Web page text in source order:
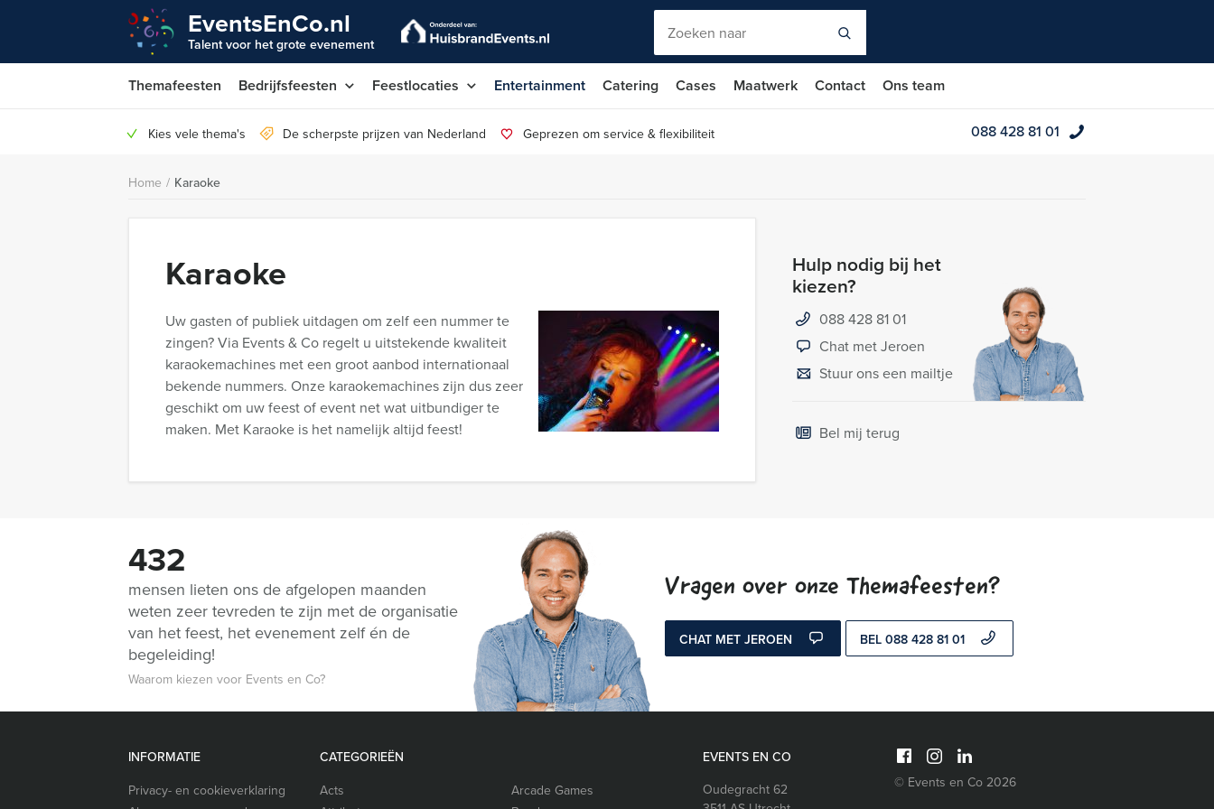
EventsEnCo.nl
Talent voor het grote evenement
Themafeesten Bedrijfsfeesten Feestlocaties Entertainment Catering Cases Maatwerk Contact Ons team
Kies vele thema's De scherpste prijzen van Nederland Geprezen om service & flexibiliteit 088 428 81 01
Home / Karaoke
Karaoke
Uw gasten of publiek uitdagen om zelf een nummer te
zingen? Via Events & Co regelt u uitstekende kwaliteit
karaokemachines met een groot aanbod internationaal
bekende nummers. Onze karaokemachines zijn dus zeer
geschikt om uw feest of event net wat uitbundiger te
maken. Met Karaoke is het namelijk altijd feest!
Hulp nodig bij het
kiezen?
088 428 81 01
Chat met Jeroen
Stuur ons een mailtje
Bel mij terug
432
mensen lieten ons de afgelopen maanden
weten zeer tevreden te zijn met de organisatie
van het feest, het evenement zelf én de
begeleiding!
Waarom kiezen voor Events en Co?
Vragen over onze Themafeesten?
CHAT MET JEROEN BEL 088 428 81 01
INFORMATIE
Privacy- en cookieverklaring
CATEGORIEËN
Acts
Arcade Games
EVENTS EN CO
Oudegracht 62
© Events en Co 2026